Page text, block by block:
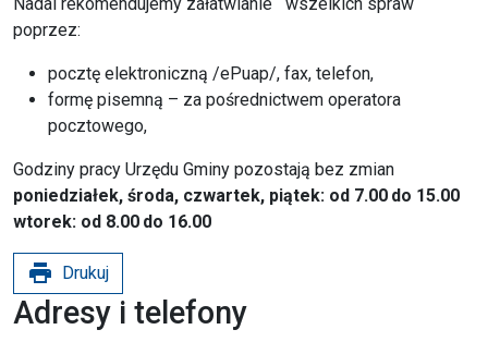
poprzez:
pocztę elektroniczną /ePuap/, fax, telefon,
formę pisemną – za pośrednictwem operatora
pocztowego,
Godziny pracy Urzędu Gminy pozostają bez zmian
poniedziałek, środa, czwartek, piątek: od 7.00 do 15.00
wtorek: od 8.00 do 16.00
print Drukuj
Adresy i telefony